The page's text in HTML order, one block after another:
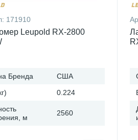
171910
Leupold RX-2800
Бренда
США
0.224
м
2560